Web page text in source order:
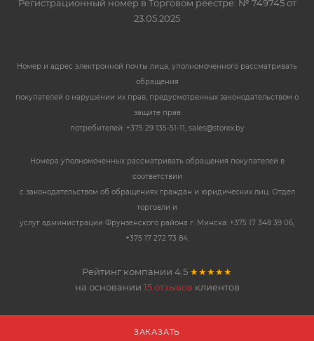
ЗАКАЗАТЬ
Регистрационный номер в Торговом реестре: № 749745 от
23.05.2025
Номер и адрес электронной почты лица, уполномоченного рассматривать
обращения
покупателей о нарушении их прав, предусмотренных законодательством о
защите прав
потребителей: +375 29 135-51-11, sales@storex.by
Номера уполномоченных рассматривать обращения покупателей в
соответствии
с законодательством об обращениях граждан и юридических лиц: Отдел
торговли и
услуг администрации Фрунзенского района г. Минска: +375 17 348 39 06,
+375 17 272 73 84.
Рейтинг компании 4.5 ★★★★★
на основании 15 отзывов клиентов